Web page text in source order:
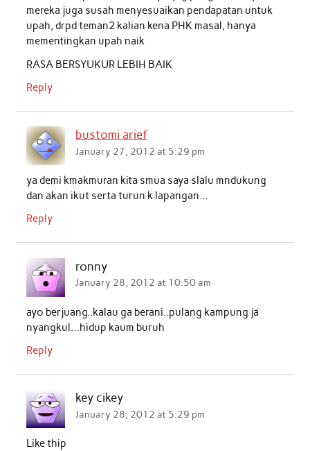
mereka juga susah menyesuaikan pendapatan untuk
upah, drpd teman2 kalian kena PHK masal, hanya
mementingkan upah naik
RASA BERSYUKUR LEBIH BAIK
Reply
bustomi arief
January 27, 2012 at 5:29 pm
ya demi kmakmuran kita smua saya slalu mndukung
dan akan ikut serta turun k lapangan…
Reply
ronny
January 28, 2012 at 10:50 am
ayo berjuang..kalau ga berani..pulang kampung ja
nyangkul…hidup kaum buruh
Reply
key cikey
January 28, 2012 at 5:29 pm
Like thip